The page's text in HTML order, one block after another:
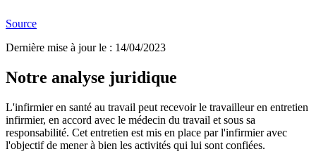
Source
Dernière mise à jour le : 14/04/2023
Notre analyse juridique
L'infirmier en santé au travail peut recevoir le travailleur en entretien
infirmier, en accord avec le médecin du travail et sous sa
responsabilité. Cet entretien est mis en place par l'infirmier avec
l'objectif de mener à bien les activités qui lui sont confiées.